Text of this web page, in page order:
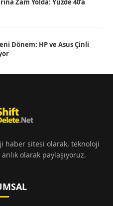
Zam Yolda: Yüzde 40’a
Dönem: HP ve Asus Çinli
haber sitesi olarak, teknoloji
olarak paylaşıyoruz.